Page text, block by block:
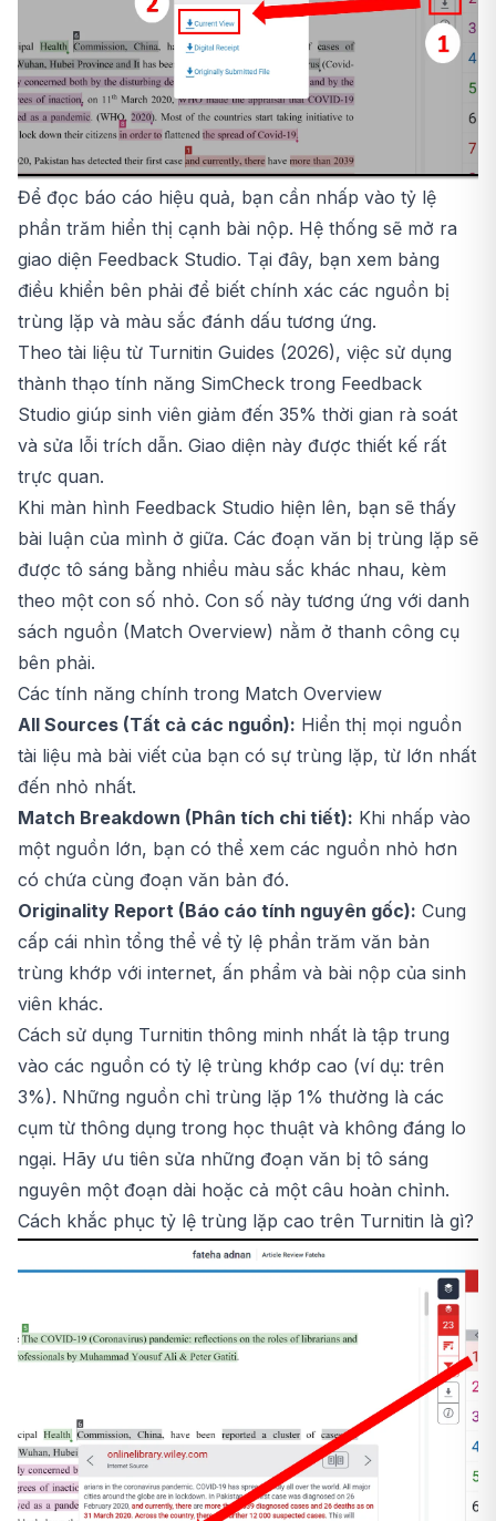
Để đọc báo cáo hiệu quả, bạn cần nhấp vào tỷ lệ
phần trăm hiển thị cạnh bài nộp. Hệ thống sẽ mở ra
giao diện Feedback Studio. Tại đây, bạn xem bảng
điều khiển bên phải để biết chính xác các nguồn bị
trùng lặp và màu sắc đánh dấu tương ứng.
Theo tài liệu từ Turnitin Guides (2026), việc sử dụng
thành thạo tính năng SimCheck trong Feedback
Studio giúp sinh viên giảm đến 35% thời gian rà soát
và sửa lỗi trích dẫn. Giao diện này được thiết kế rất
trực quan.
Khi màn hình Feedback Studio hiện lên, bạn sẽ thấy
bài luận của mình ở giữa. Các đoạn văn bị trùng lặp sẽ
được tô sáng bằng nhiều màu sắc khác nhau, kèm
theo một con số nhỏ. Con số này tương ứng với danh
sách nguồn (Match Overview) nằm ở thanh công cụ
bên phải.
Các tính năng chính trong Match Overview
All Sources (Tất cả các nguồn): Hiển thị mọi nguồn
tài liệu mà bài viết của bạn có sự trùng lặp, từ lớn nhất
đến nhỏ nhất.
Match Breakdown (Phân tích chi tiết): Khi nhấp vào
một nguồn lớn, bạn có thể xem các nguồn nhỏ hơn
có chứa cùng đoạn văn bản đó.
Originality Report (Báo cáo tính nguyên gốc): Cung
cấp cái nhìn tổng thể về tỷ lệ phần trăm văn bản
trùng khớp với internet, ấn phẩm và bài nộp của sinh
viên khác.
Cách sử dụng Turnitin thông minh nhất là tập trung
vào các nguồn có tỷ lệ trùng khớp cao (ví dụ: trên
3%). Những nguồn chỉ trùng lặp 1% thường là các
cụm từ thông dụng trong học thuật và không đáng lo
ngại. Hãy ưu tiên sửa những đoạn văn bị tô sáng
nguyên một đoạn dài hoặc cả một câu hoàn chỉnh.
Cách khắc phục tỷ lệ trùng lặp cao trên Turnitin là gì?